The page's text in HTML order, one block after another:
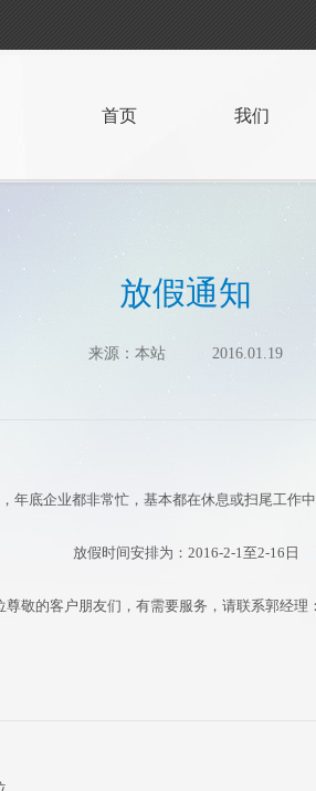
首页 我们
放假通知
来源：本站 2016.01.19
年底企业都非常忙，基本都在休息或扫尾工作
放假时间安排为：2016-2-1至2-16日
尊敬的客户朋友们，有需要服务，请联系郭经理